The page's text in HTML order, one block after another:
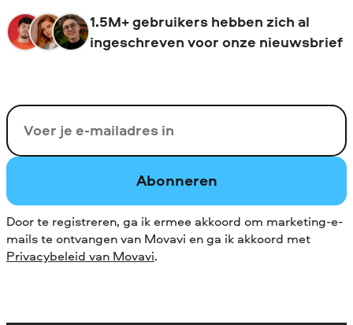
1.5M+ gebruikers hebben zich al
ingeschreven voor onze nieuwsbrief
Uw e-mail
Abonneren
Door te registreren, ga ik ermee akkoord om marketing-e-
mails te ontvangen van Movavi en ga ik akkoord met
Privacybeleid van Movavi.